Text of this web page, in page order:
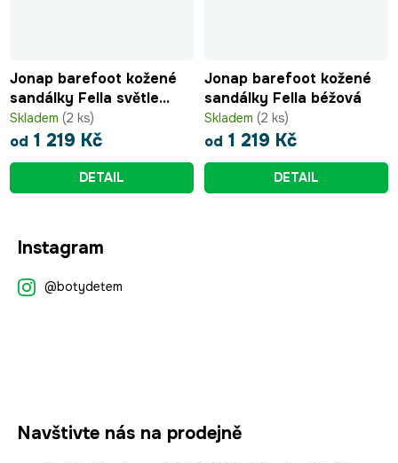
Jonap barefoot kožené
sandálky Fella světle
modrá
Skladem (2 ks)
od 1 219 Kč
DETAIL
Jonap barefoot kožené
sandálky Fella béžová
Skladem (2 ks)
od 1 219 Kč
DETAIL
Instagram
@botydetem
Navštivte nás na prodejně